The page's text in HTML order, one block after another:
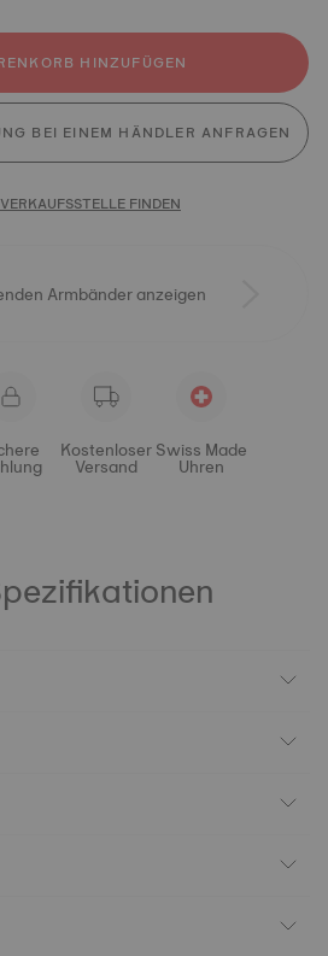
HINZUFÜGEN
BEI EINEM HÄNDLER ANFRAGEN
FINDEN
Armbänder anzeigen
Kostenloser
Versand
Swiss Made
Uhren